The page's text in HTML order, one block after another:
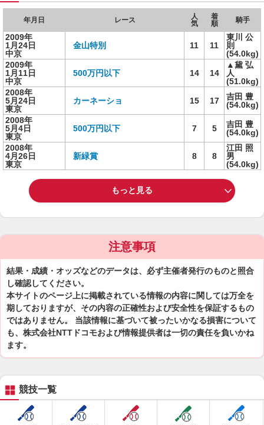
年月日 レース
人
気
着
順
騎手
2009年
1月24日
中京
金山特別 11 11
東川 公
則
(54.0kg)
2009年
1月11日
中京
500万円以下 14 14
▲黛 弘
人
(51.0kg)
2008年
5月24日
東京
カーネーショ 15 17
吉田 豊
(54.0kg)
2008年
5月4日
東京
500万円以下 7 5
吉田 豊
(54.0kg)
2008年
4月26日
東京
新緑賞 8 8
江田 照
男
(54.0kg)
もっと見る
注意事項
結果・成績・オッズなどのデータは、必ず主催者発行のものと照合
し確認してください。
本サイトのページ上に掲載されている情報の内容に関しては万全を
期しておりますが、その内容の正確性および安全性を保証するもの
ではありません。 当該情報に基づいて被ったいかなる損害について
も、株式会社NTTドコモおよび情報提供者は一切の責任を負いかね
ます。
競技一覧